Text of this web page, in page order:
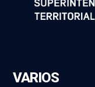
VARIOS